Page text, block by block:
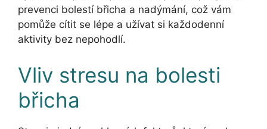
prevenci bolestí břicha a nadýmání, což vám
pomůže cítit se lépe a užívat si každodenní
aktivity bez nepohodlí.
Vliv stresu na bolesti
břicha